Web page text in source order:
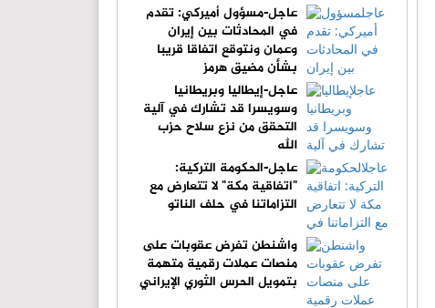
عاجل-مسؤول أميركي: تقدم
في المحادثات بين إيران
وعمان ونتوقع اتفاقا قريبا
بشأن مضيق هرمز
عاجل-إيطاليا وبريطانيا
وسويسرا قد تشارك في آلية
التحقق من نزع سلاح حزب
الله
عاجل-الحكومة التركية:
"اتفاقية مكة" لا تتعارض مع
التزاماتنا في حلف الناتو
واشنطن تفرض عقوبات على
منصات عملات رقمية متهمة
بتمويل الحرس الثوري الإيراني